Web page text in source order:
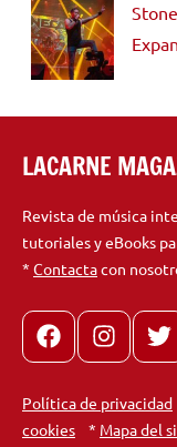
LACARNE
Revista de música
tutoriales y eBooks
* Contactacon
FacebookInstagram
X
Política de privacidad
cookies * Mapa del